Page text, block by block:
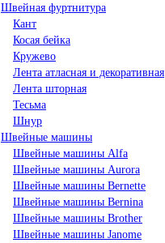
Швейная фуртнитура
Кант
Косая бейка
Кружево
Лента aтласная и декоративная
Лента шторная
Тесьма
Шнур
Швейные машины
Швейные машины Alfa
Швейные машины Aurora
Швейные машины Bernette
Швейные машины Bernina
Швейные машины Brother
Швейные машины Janome